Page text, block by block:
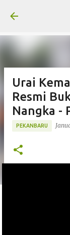
Urai
Resmi
Nangka -
PEKANBARU